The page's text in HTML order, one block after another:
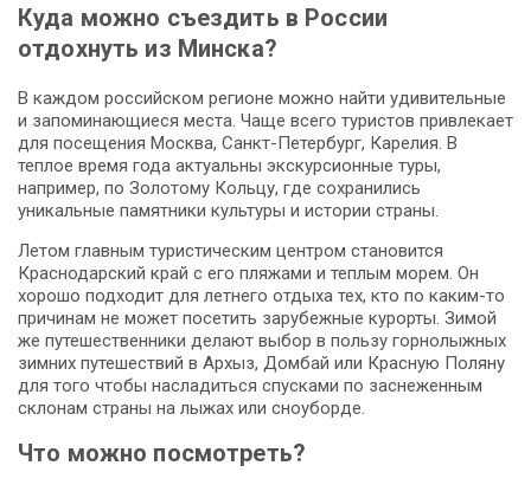
Куда можно съездить в России
отдохнуть из Минска?
В каждом российском регионе можно найти удивительные
и запоминающиеся места. Чаще всего туристов привлекает
для посещения Москва, Санкт-Петербург, Карелия. В
теплое время года актуальны экскурсионные туры,
например, по Золотому Кольцу, где сохранились
уникальные памятники культуры и истории страны.
Летом главным туристическим центром становится
Краснодарский край с его пляжами и теплым морем. Он
хорошо подходит для летнего отдыха тех, кто по каким-то
причинам не может посетить зарубежные курорты. Зимой
же путешественники делают выбор в пользу горнолыжных
зимних путешествий в Архыз, Домбай или Красную Поляну
для того чтобы насладиться спусками по заснеженным
склонам страны на лыжах или сноуборде.
Что можно посмотреть?